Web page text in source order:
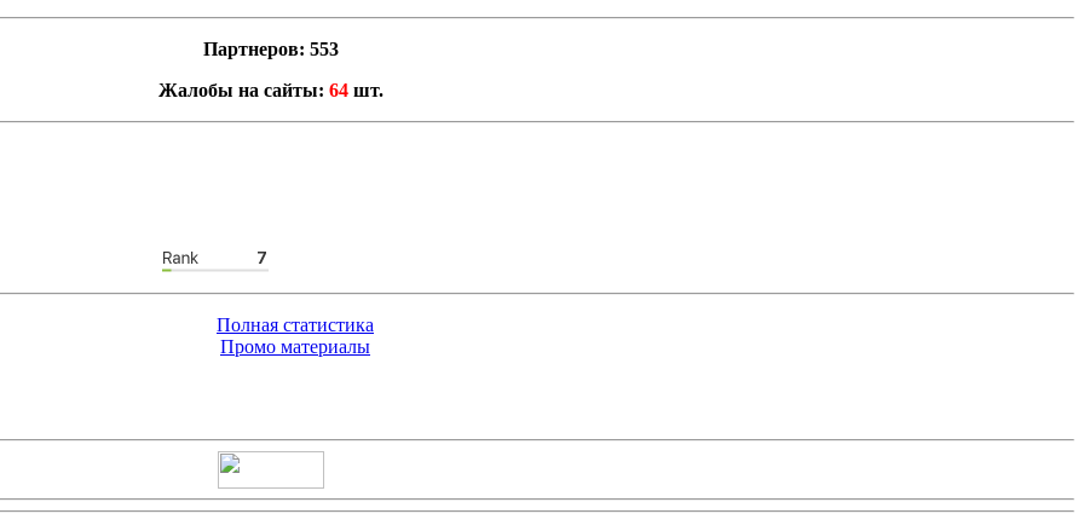
Партнеров: 553
Жалобы на сайты: 64 шт.
Полная статистика
Промо материалы